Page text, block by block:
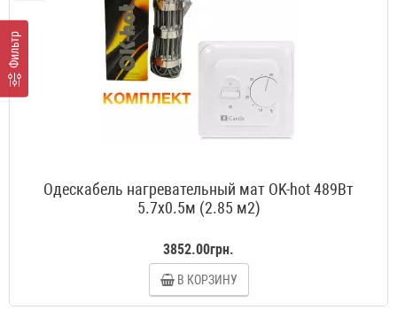
Фильтр
Одескабель нагревательный мат OK-hot 489Вт
5.7x0.5м (2.85 м2)
3852.00грн.
В КОРЗИНУ